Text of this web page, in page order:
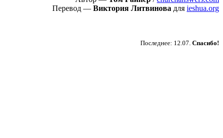
Перевод — Виктория Литвинова для ieshua.org
Последнее: 12.07. Спасибо!